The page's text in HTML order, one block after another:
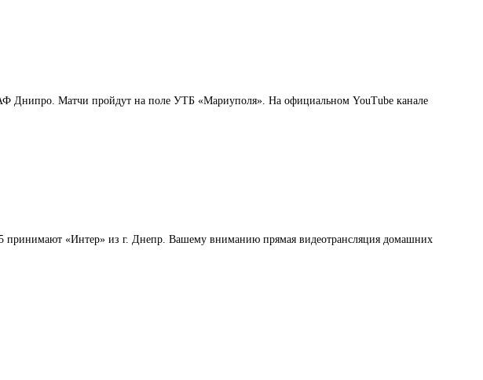
Днипро. Матчи пройдут на поле УТБ «Мариуполя». На официальном YouTube канале
«Интер» из г. Днепр. Вашему вниманию прямая видеотрансляция домашних